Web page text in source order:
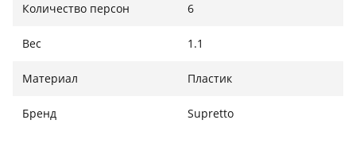
набором вы получаете бокс для хранения и
удобно переносить. Многоразовое использование
внешнее покрытие легко моется. Не окисляется
даже при длительной эксплуатации. Рассчитан на 6
Количество персон 6
Вес 1.1
Материал Пластик
Бренд Supretto